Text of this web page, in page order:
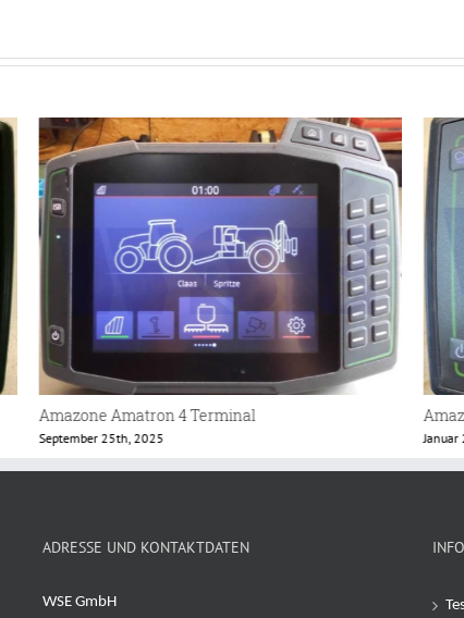
Amazone Amadrill 2 Terminal
Januar 28th, 2025
ADRESSE UND KONTAKTDATEN
WSE GmbH